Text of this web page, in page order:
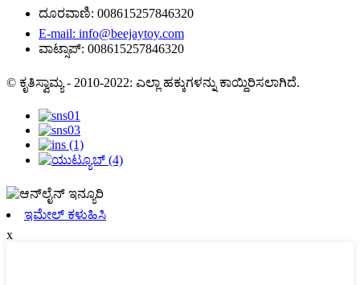
ದೂರವಾಣಿ: 008615257846320
E-mail: info@beejaytoy.com
ವಾಟ್ಸಾಪ್: 008615257846320
© ಕೃತಿಸ್ವಾಮ್ಯ - 2010-2022: ಎಲ್ಲಾ ಹಕ್ಕುಗಳನ್ನು ಕಾಯ್ದಿರಿಸಲಾಗಿದೆ.
ಇಮೇಲ್ ಕಳುಹಿಸಿ
x